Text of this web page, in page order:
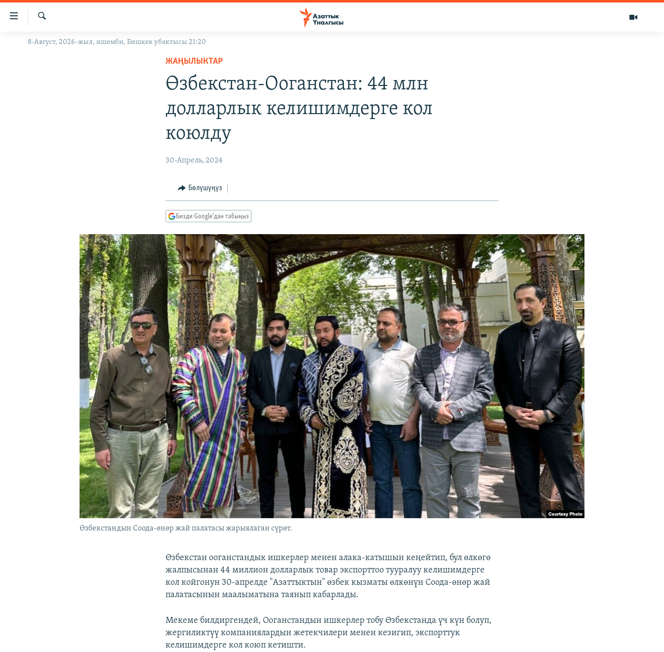
Линктер
Мазмунга
Навигацияга
ЖАҢЫЛЫКТАР
ЫҢГАЙСЫЗ СУРООЛОР
Издөө
8-Август, 2026-жыл, ишемби, Бишкек убактысы 21:20
ЖАҢЫЛЫКТАР
Өзбекстан-Ооганстан: 44 млн
долларлык келишимдерге кол
коюлду
30-Апрель, 2024
Бөлүшүңүз
Бизди Google'дан табыңыз
Өзбекстандын Соода-өнөр жай палатасы жарыялаган сүрөт.
Өзбекстан ооганстандык ишкерлер менен алака-катышын кеңейтип, бул өлкөгө
жалпысынан 44 миллион долларлык товар экспорттоо тууралуу келишимдерге
кол койгонун 30-апрелде "Азаттыктын" өзбек кызматы өлкөнүн Соода-өнөр жай
палатасынын маалыматына таянып кабарлады.
Мекеме билдиргендей, Ооганстандын ишкерлер тобу Өзбекстанда үч күн болуп,
жергиликтүү компаниялардын жетекчилери менен кезигип, экспорттук
келишимдерге кол коюп кетишти.